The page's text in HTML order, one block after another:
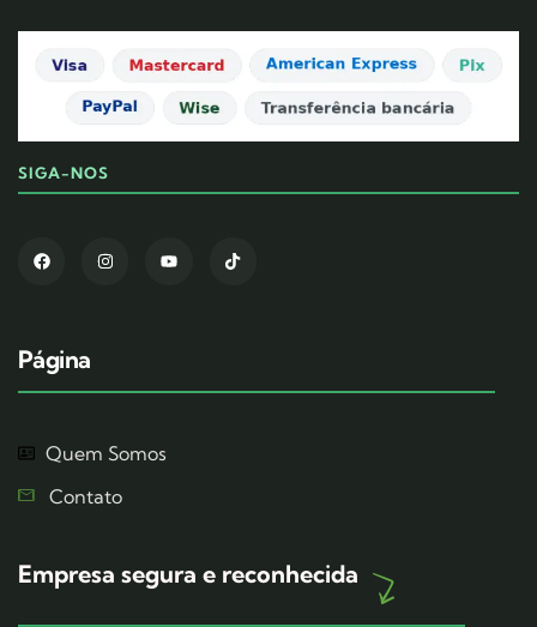
SIGA-NOS
Página
Quem Somos
Contato
Empresa segura e reconhecida